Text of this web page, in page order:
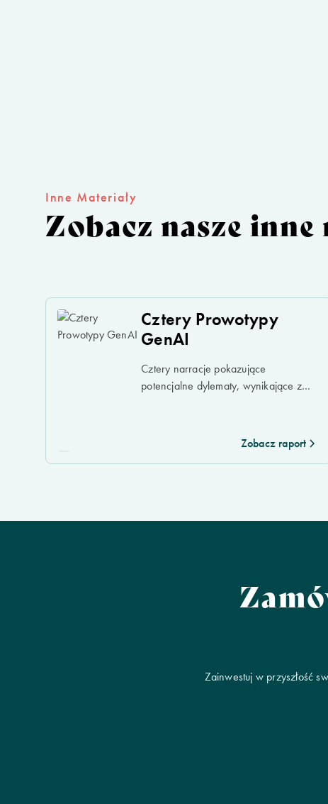
Inne Materiały
Zobacz nasze
Cztery Prowotypy
GenAI
Cztery narracje pokazujące
potencjalne dylematy, wynikające z
Zobacz raport
Zainwestuj w przyszłość